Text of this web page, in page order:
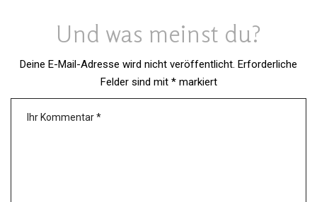
Und was meinst du?
Deine E-Mail-Adresse wird nicht veröffentlicht. Erforderliche
Felder sind mit *markiert